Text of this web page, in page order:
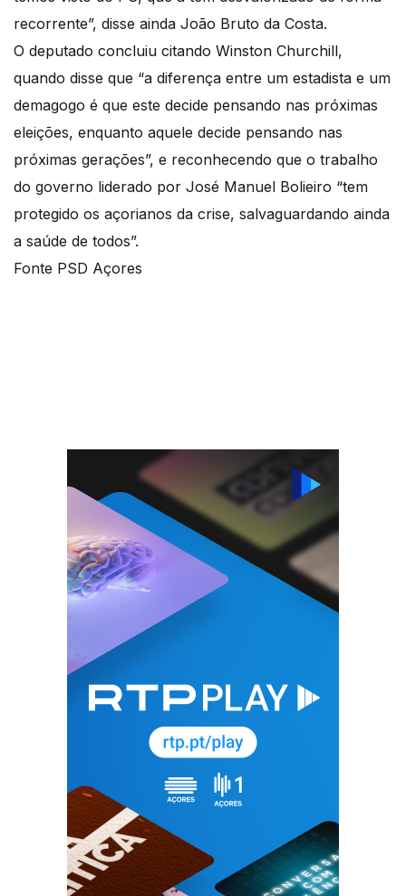
recorrente”, disse ainda João Bruto da Costa.
O deputado concluiu citando Winston Churchill,
quando disse que “a diferença entre um estadista e um
demagogo é que este decide pensando nas próximas
eleições, enquanto aquele decide pensando nas
próximas gerações”, e reconhecendo que o trabalho
do governo liderado por José Manuel Bolieiro “tem
protegido os açorianos da crise, salvaguardando ainda
a saúde de todos”.
Fonte PSD Açores